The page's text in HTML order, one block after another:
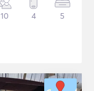
10 4 5